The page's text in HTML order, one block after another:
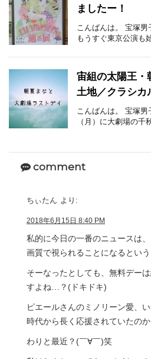
ましたー！
こんばんは。 宝塚男
もうすぐ東京公演も
宙組の太陽王・
土地／クラシカ
こんばんは。 宝塚男
（月）に大劇場の千
comment
ちぃたん より:
2018年6月15日 8:40 PM
私的に今日の一番のニュースは
画質で視られることになるとい
そーなったとしても、無料デー
すよね…？(ドキドキ)
ピエールさんのミノリーン愛、
時代から長く応援されていたの
わりと最近？(￣∀￣)笑